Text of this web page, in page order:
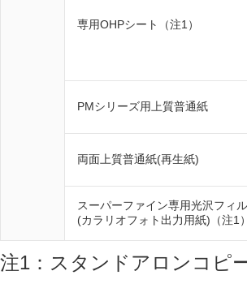
専用OHPシート（注1）
PMシリーズ用上質普通紙
両面上質普通紙(再生紙)
スーパーファイン専用光沢フィ
(カラリオフォト出力用紙)（注1）
注1：スタンドアロンコピ